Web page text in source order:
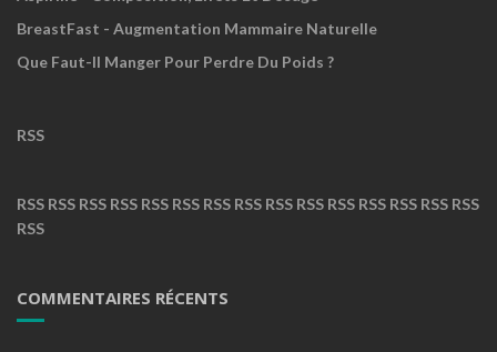
BreastFast - Augmentation Mammaire Naturelle
Que Faut-Il Manger Pour Perdre Du Poids ?
RSS
RSS RSS RSS RSS RSS RSS RSS RSS RSS RSS RSS RSS RSS RSS RSS
RSS
COMMENTAIRES RÉCENTS